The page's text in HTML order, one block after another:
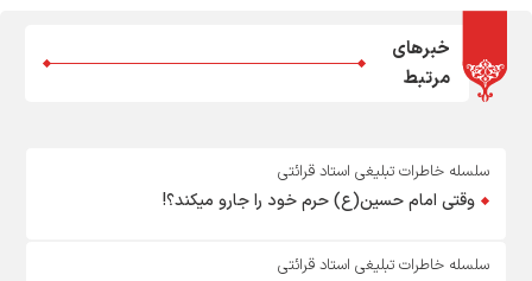
خبرهای
مرتبط
سلسله خاطرات تبلیغی استاد قرائتی
وقتی امام حسین(ع) حرم خود را جارو میکند؟!
سلسله خاطرات تبلیغی استاد قرائتی